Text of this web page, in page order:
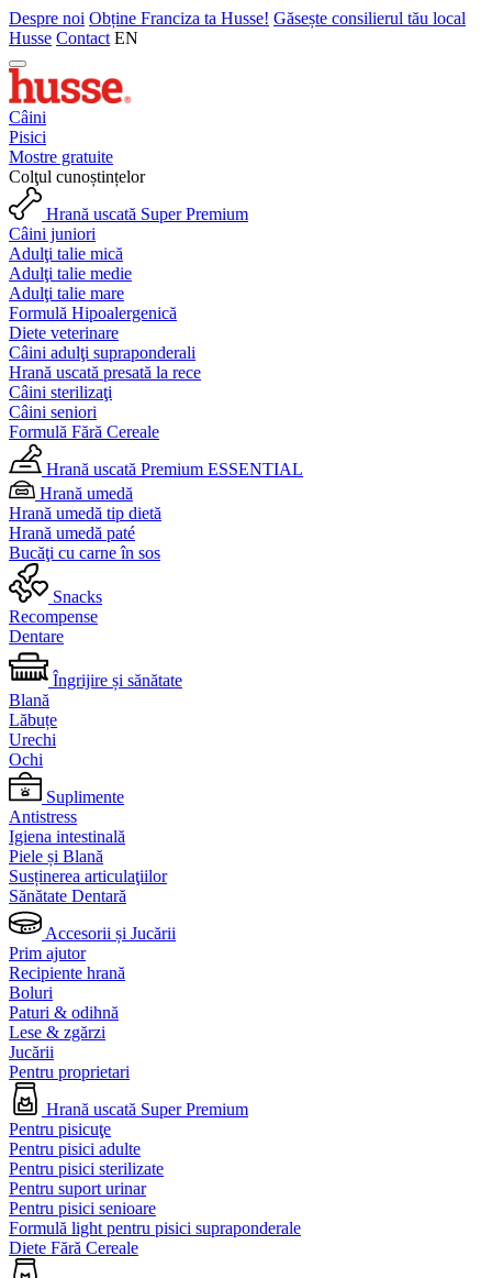
Despre noi Obține Franciza ta Husse! Găsește consilierul tău local
Husse Contact EN
Câini
Pisici
Mostre gratuite
Colţul cunoștințelor
Hrană uscată Super Premium
Câini juniori
Adulţi talie mică
Adulţi talie medie
Adulţi talie mare
Formulă Hipoalergenică
Diete veterinare
Câini adulţi supraponderali
Hrană uscată presată la rece
Câini sterilizaţi
Câini seniori
Formulă Fără Cereale
Hrană uscată Premium ESSENTIAL
Hrană umedă
Hrană umedă tip dietă
Hrană umedă paté
Bucăţi cu carne în sos
Snacks
Recompense
Dentare
Îngrijire și sănătate
Blană
Lăbuțe
Urechi
Ochi
Suplimente
Antistress
Igiena intestinală
Piele și Blană
Susținerea articulaţiilor
Sănătate Dentară
Accesorii și Jucării
Prim ajutor
Recipiente hrană
Boluri
Paturi & odihnă
Lese & zgărzi
Jucării
Pentru proprietari
Hrană uscată Super Premium
Pentru pisicuţe
Pentru pisici adulte
Pentru pisici sterilizate
Pentru suport urinar
Pentru pisici senioare
Formulă light pentru pisici supraponderale
Diete Fără Cereale